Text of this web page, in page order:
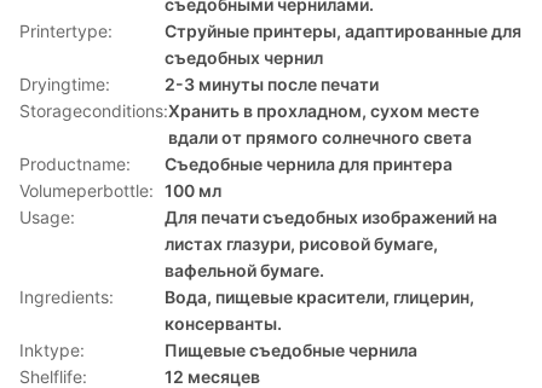
съедобными чернилами.
Printertype:
Струйные принтеры, адаптированные для
съедобных чернил
Dryingtime:
2-3 минуты после печати
Storageconditions:Хранить в прохладном, сухом месте
вдали от прямого солнечного света
Productname:
Съедобные чернила для принтера
Volumeperbottle: 100 мл
Usage:
Для печати съедобных изображений на
листах глазури, рисовой бумаге,
вафельной бумаге.
Ingredients:
Вода, пищевые красители, глицерин,
консерванты.
Inktype:
Пищевые съедобные чернила
Shelflife:
12 месяцев